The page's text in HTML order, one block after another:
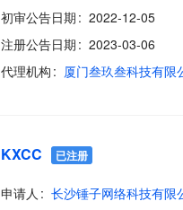
初审公告日期
2022-12-05
注册公告日期
2023-03-06
代理机构
厦门叁玖叁科技有限
KXCC 已注册
申请人
长沙锤子网络科技有限